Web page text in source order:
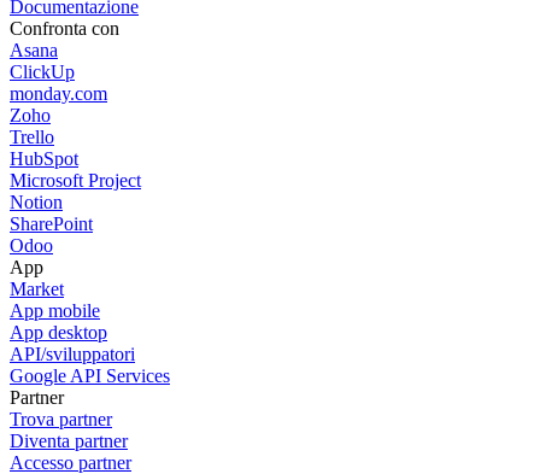
Documentazione
Confronta con
Asana
ClickUp
monday.com
Zoho
Trello
HubSpot
Microsoft Project
Notion
SharePoint
Odoo
App
Market
App mobile
App desktop
API/sviluppatori
Google API Services
Partner
Trova partner
Diventa partner
Accesso partner